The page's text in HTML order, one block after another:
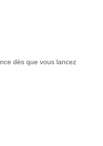
dès que vous lancez